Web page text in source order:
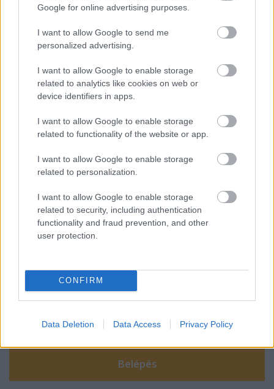
Google for online advertising purposes.
I want to allow Google to send me
personalized advertising.
I want to allow Google to enable storage
related to analytics like cookies on web or
device identifiers in apps.
I want to allow Google to enable storage
related to functionality of the website or app.
I want to allow Google to enable storage
related to personalization.
I want to allow Google to enable storage
related to security, including authentication
functionality and fraud prevention, and other
user protection.
CONFIRM
Data Deletion Data Access Privacy Policy
Légirégészeti kutatás robotokkal
rekonstrukciója
Interjú a pest megyei honfoglalás kori
sírokról a Hír tv Különkiadás című
műsorában
A hozzászóláshoz be kell lépned!